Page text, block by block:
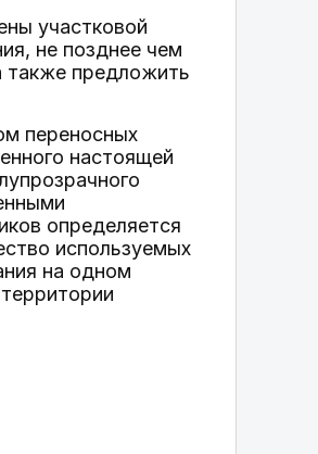
участковой
не позднее чем
также предложить
переносных
настоящей
определяется
используемых
на одном